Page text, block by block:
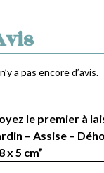
a pas encore d’avis.
le premier à
– Assise –
x 5 cm”